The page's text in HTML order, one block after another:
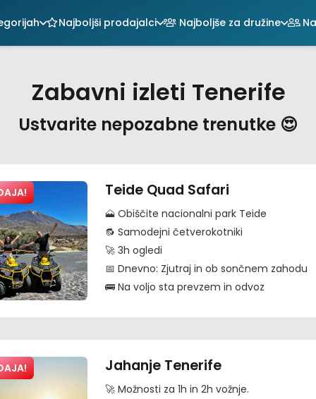
Najboljši prodajalci Najboljše za družine
Zabavni izleti Tenerife
Ustvarite nepozabne trenutke 😍
Teide Quad Safari
🗻 Obiščite nacionalni park Teide
🔂 Samodejni četverokotniki
🚀 3h ogledi
📅 Dnevno: Zjutraj in ob sončnem zahodu
🚌 Na voljo sta prevzem in odvoz
Jahanje Tenerife
🚀 Možnosti za 1h in 2h vožnje.